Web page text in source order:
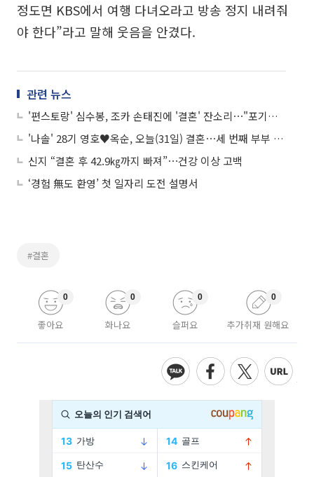
정도면 KBS에서 여행 다녀오라고 방송 정지 내려줘
야 한다”라고 말해 웃음을 안겼다.
관련 뉴스
'편스토랑' 심수봉, 조카 손태진에 '결혼' 잔소리⋯"포기하니 남편 바뀌어"
'나솔' 28기 영호♥옥순, 오늘(31일) 결혼⋯세 번째 부부 탄생 '역대급 기수'
신지 “결혼 후 42.9㎏까지 빠져”⋯건강 이상 고백
‘경험 無도 환영’ 첫 일자리 도전 설명서
#결혼
좋아요
0
화나요
0
슬퍼요
0
추가취재 원해요
0